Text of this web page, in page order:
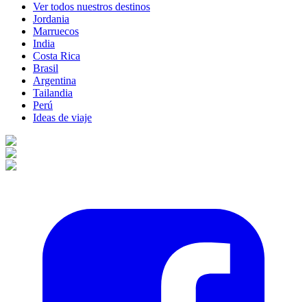
Ver todos nuestros destinos
Jordania
Marruecos
India
Costa Rica
Brasil
Argentina
Tailandia
Perú
Ideas de viaje